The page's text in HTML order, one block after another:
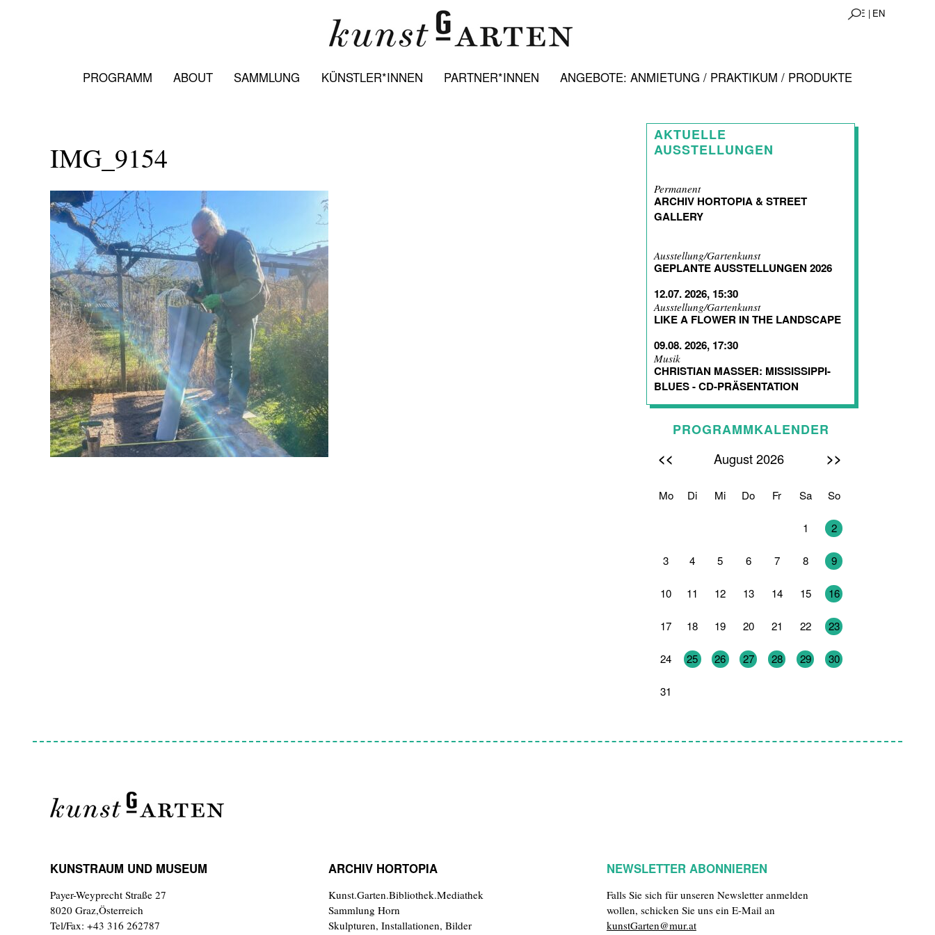
DE | EN
PROGRAMM ABOUT SAMMLUNG KÜNSTLER*INNEN PARTNER*INNEN ANGEBOTE: ANMIETUNG / PRAKTIKUM / PRODUKTE
IMG_9154
AKTUELLE
AUSSTELLUNGEN
Permanent
ARCHIV HORTOPIA & STREET
GALLERY
Ausstellung/Gartenkunst
GEPLANTE AUSSTELLUNGEN 2026
12.07. 2026, 15:30
Ausstellung/Gartenkunst
LIKE A FLOWER IN THE LANDSCAPE
09.08. 2026, 17:30
Musik
CHRISTIAN MASSER: MISSISSIPPI-
BLUES - CD-PRÄSENTATION
PROGRAMMKALENDER
<< August 2026 >>
Mo Di Mi Do Fr Sa So
1 2
3 4 5 6 7 8 9
10 11 12 13 14 15 16
17 18 19 20 21 22 23
24 25 26 27 28 29 30
31
KUNSTRAUM UND MUSEUM
Payer-Weyprecht Straße 27
8020 Graz,Österreich
Tel/Fax: +43 316 262787
ARCHIV HORTOPIA
Kunst.Garten.Bibliothek.Mediathek
Sammlung Horn
Skulpturen, Installationen, Bilder
NEWSLETTER ABONNIEREN
Falls Sie sich für unseren Newsletter anmelden
wollen, schicken Sie uns ein E-Mail an
kunstGarten@mur.at